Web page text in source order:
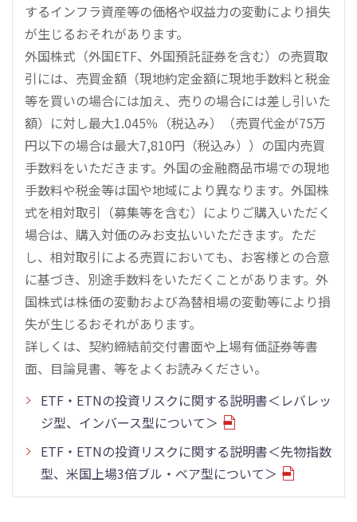
するインフラ資産等の価格や収益力の変動により損失
が生じるおそれがあります。
外国株式（外国ETF、外国預託証券を含む）の売買取
引には、売買金額（現地約定金額に現地手数料と税金
等を買いの場合には加え、売りの場合には差し引いた
額）に対し最大1.045％（税込み）（売買代金が75万
円以下の場合は最大7,810円（税込み））の国内売買
手数料をいただきます。外国の金融商品市場での現地
手数料や税金等は国や地域により異なります。外国株
式を相対取引（募集等を含む）によりご購入いただく
場合は、購入対価のみお支払いいただきます。ただ
し、相対取引による売買においても、お客様との合意
に基づき、別途手数料をいただくことがあります。外
国株式は株価の変動および為替相場の変動等により損
失が生じるおそれがあります。
詳しくは、契約締結前交付書面や上場有価証券等書
面、目論見書、等をよくお読みください。
ETF・ETNの投資リスクに関する説明書＜レバレッ
ジ型、インバース型について＞
ETF・ETNの投資リスクに関する説明書＜先物指数
型、米国上場3倍ブル・ベア型について＞